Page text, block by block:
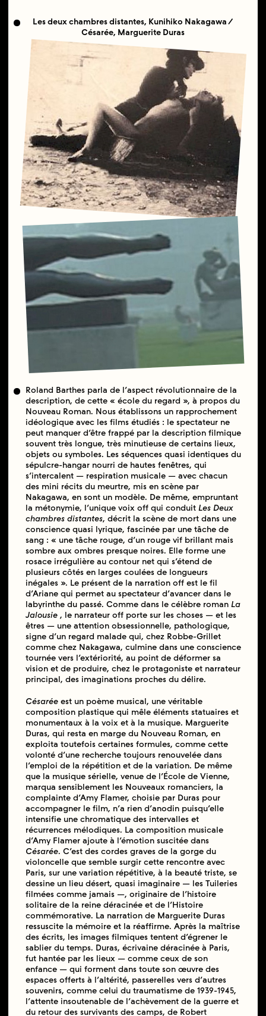
Les deux chambres distantes, Kunihiko Nakagawa /
Césarée, Marguerite Duras
Roland Barthes parla de l’aspect révolutionnaire de la
description, de cette « école du regard », à propos du
Nouveau Roman. Nous établissons un rapprochement
idéologique avec les films étudiés : le spectateur ne
peut manquer d’être frappé par la description filmique
souvent très longue, très minutieuse de certains lieux,
objets ou symboles. Les séquences quasi identiques du
sépulcre-hangar nourri de hautes fenêtres, qui
s’intercalent — respiration musicale — avec chacun
des mini récits du meurtre, mis en scène par
Nakagawa, en sont un modèle. De même, empruntant
la métonymie, l’unique voix off qui conduit Les Deux
chambres distantes, décrit la scène de mort dans une
conscience quasi lyrique, fascinée par une tâche de
sang : « une tâche rouge, d’un rouge vif brillant mais
sombre aux ombres presque noires. Elle forme une
rosace irrégulière au contour net qui s’étend de
plusieurs côtés en larges coulées de longueurs
inégales ». Le présent de la narration off est le fil
d’Ariane qui permet au spectateur d’avancer dans le
labyrinthe du passé. Comme dans le célèbre roman La
Jalousie , le narrateur off porte sur les choses — et les
êtres — une attention obsessionnelle, pathologique,
signe d’un regard malade qui, chez Robbe-Grillet
comme chez Nakagawa, culmine dans une conscience
tournée vers l’extériorité, au point de déformer sa
vision et de produire, chez le protagoniste et narrateur
principal, des imaginations proches du délire.
Césarée est un poème musical, une véritable
composition plastique qui mêle éléments statuaires et
monumentaux à la voix et à la musique. Marguerite
Duras, qui resta en marge du Nouveau Roman, en
exploita toutefois certaines formules, comme cette
volonté d’une recherche toujours renouvelée dans
l’emploi de la répétition et de la variation. De même
que la musique sérielle, venue de l’École de Vienne,
marqua sensiblement les Nouveaux romanciers, la
complainte d’Amy Flamer, choisie par Duras pour
accompagner le film, n’a rien d’anodin puisqu’elle
intensifie une chromatique des intervalles et
récurrences mélodiques. La composition musicale
d’Amy Flamer ajoute à l’émotion suscitée dans
Césarée. C’est des cordes graves de la gorge du
violoncelle que semble surgir cette rencontre avec
Paris, sur une variation répétitive, à la beauté triste, se
dessine un lieu désert, quasi imaginaire — les Tuileries
filmées comme jamais —, originaire de l’histoire
solitaire de la reine déracinée et de l’Histoire
commémorative. La narration de Marguerite Duras
ressuscite la mémoire et la réaffirme. Après la maîtrise
des écrits, les images filmiques tentent d’égrener le
sablier du temps. Duras, écrivaine déracinée à Paris,
fut hantée par les lieux — comme ceux de son
enfance — qui forment dans toute son œuvre des
espaces offerts à l’altérité, passerelles vers d’autres
souvenirs, comme celui du traumatisme de 1939-1945,
l’attente insoutenable de l’achèvement de la guerre et
du retour des survivants des camps, de Robert